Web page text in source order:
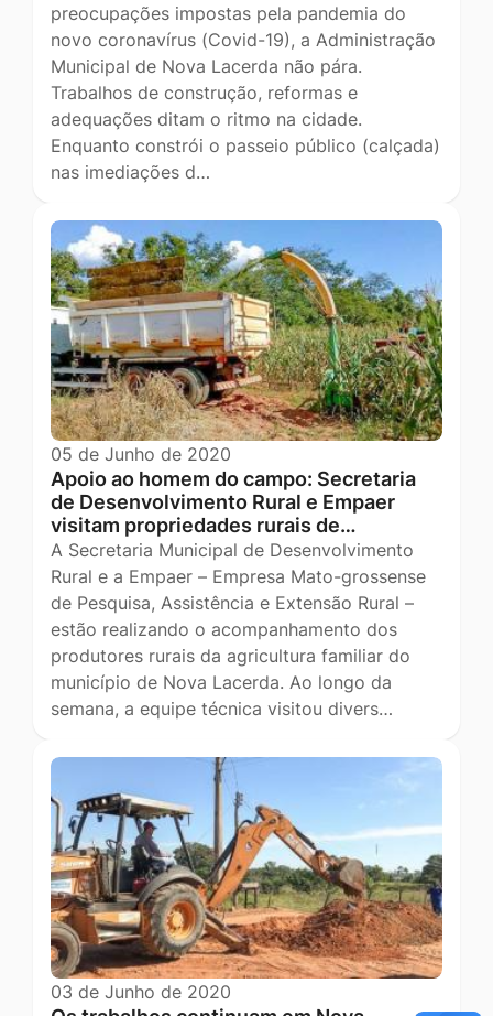
preocupações impostas pela pandemia do
novo coronavírus (Covid-19), a Administração
Municipal de Nova Lacerda não pára.
Trabalhos de construção, reformas e
adequações ditam o ritmo na cidade.
Enquanto constrói o passeio público (calçada)
nas imediações d…
05 de Junho de 2020
Apoio ao homem do campo: Secretaria
de Desenvolvimento Rural e Empaer
visitam propriedades rurais de…
A Secretaria Municipal de Desenvolvimento
Rural e a Empaer – Empresa Mato-grossense
de Pesquisa, Assistência e Extensão Rural –
estão realizando o acompanhamento dos
produtores rurais da agricultura familiar do
município de Nova Lacerda. Ao longo da
semana, a equipe técnica visitou divers…
03 de Junho de 2020